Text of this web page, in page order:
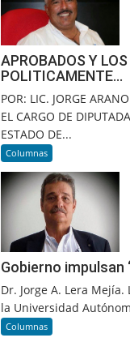
APROBADOS Y
POLITICAMENTE…
POR: LIC. JORGE
EL CARGO DE
ESTADO DE...
Columnas
Gobierno impulsan
Dr. Jorge A. Lera
la Universidad
Columnas